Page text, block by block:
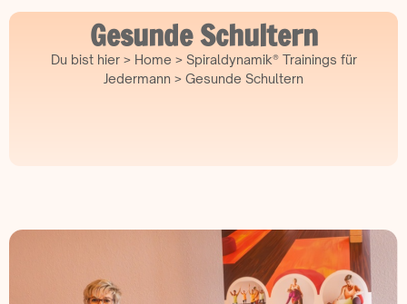
Gesunde Schultern
Du bist hier > Home > Spiraldynamik® Trainings für
Jedermann > Gesunde Schultern